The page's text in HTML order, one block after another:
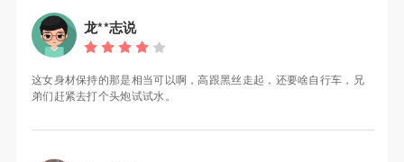
龙**志说
这女身材保持的那是相当可以啊，高跟黑丝走起，还要啥自行车，兄
弟们赶紧去打个头炮试试水。